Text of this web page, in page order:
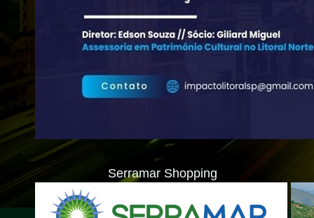
Serramar Shopping